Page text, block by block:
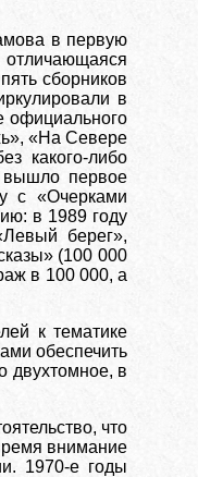
в первую
отличающаяся
сборников
в
официального
«На Севере
какого-либо
вышло первое
с «Очерками
в 1989 году
берег»,
(100 000
в 100 000, а
к тематике
обеспечить
двухтомное, в
что
внимание
1970-е годы